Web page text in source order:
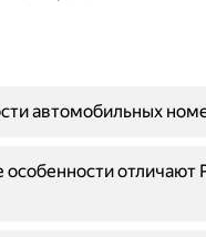
автомобильных